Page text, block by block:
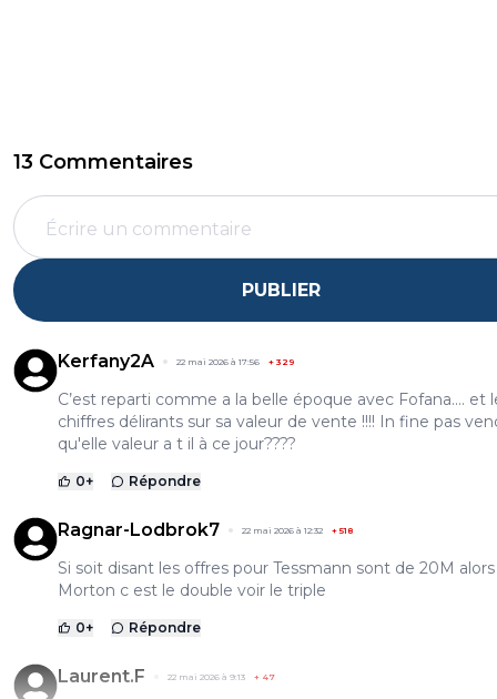
13 Commentaires
PUBLIER
Kerfany2A 22 mai 2026 à 17:56 + 329
C’est reparti comme a la belle époque avec Fofana.... et
chiffres délirants sur sa valeur de vente !!!! In fine pas
qu'elle valeur a t il à ce jour????
0+ Répondre
Ragnar-Lodbrok7 22 mai 2026 à 12:32 +518
Si soit disant les offres pour Tessmann sont de 20M alors
Morton c est le double voir le triple
0+ Répondre
Laurent.F 22 mai 2026 à 9:13 + 47